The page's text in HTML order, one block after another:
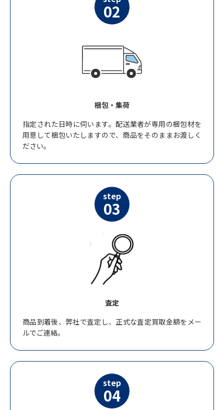
02
梱包・集荷
指定された日時に伺います。配送業者が専用の梱包材を
用意して梱包いたしますので、商品をそのままお渡しく
ださい。
step
03
査定
商品到着後、弊社で査定し、正式な査定買取金額をメー
ルでご連絡。
step
04